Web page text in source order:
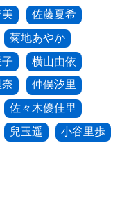
佐藤夏希
菊地あやか
横山由依
仲俣汐里
佐々木優佳里
兒玉遥
小谷里歩